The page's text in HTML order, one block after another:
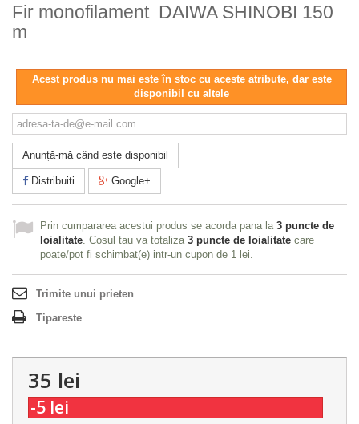
Fir monofilament DAIWA SHINOBI 150
m
Acest produs nu mai este în stoc cu aceste atribute, dar este
disponibil cu altele
Anunță-mă când este disponibil
Distribuiti Google+
Prin cumpararea acestui produs se acorda pana la 3 puncte de
loialitate . Cosul tau va totaliza 3 puncte de loialitate care
poate/pot fi schimbat(e) intr-un cupon de 1 lei
Trimite unui prieten
Tipareste
35 lei
-5 lei